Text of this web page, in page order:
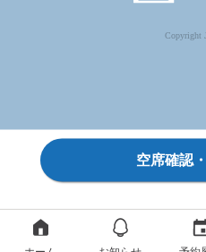
Copyright
空席確認